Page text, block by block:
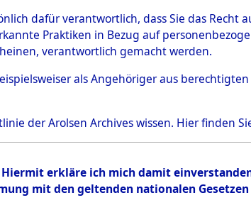
Person
dafür verantwortlich, dass Sie das
Praktiken in Bezug auf
verantwortlich gemacht werden.
als Angehöriger aus
der Arolsen Archives wissen. Hierfinden
erkläre ich mich damit
mit den geltenden nationalen